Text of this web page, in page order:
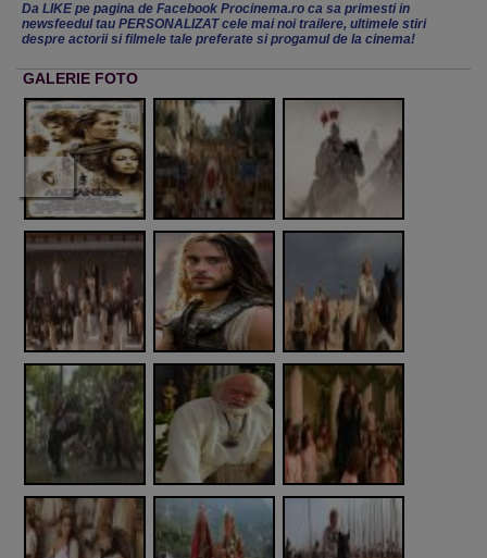
Da LIKE pe pagina de Facebook Procinema.ro ca sa primesti in
newsfeedul tau PERSONALIZAT cele mai noi trailere, ultimele stiri
despre actorii si filmele tale preferate si progamul de la cinema!
GALERIE FOTO